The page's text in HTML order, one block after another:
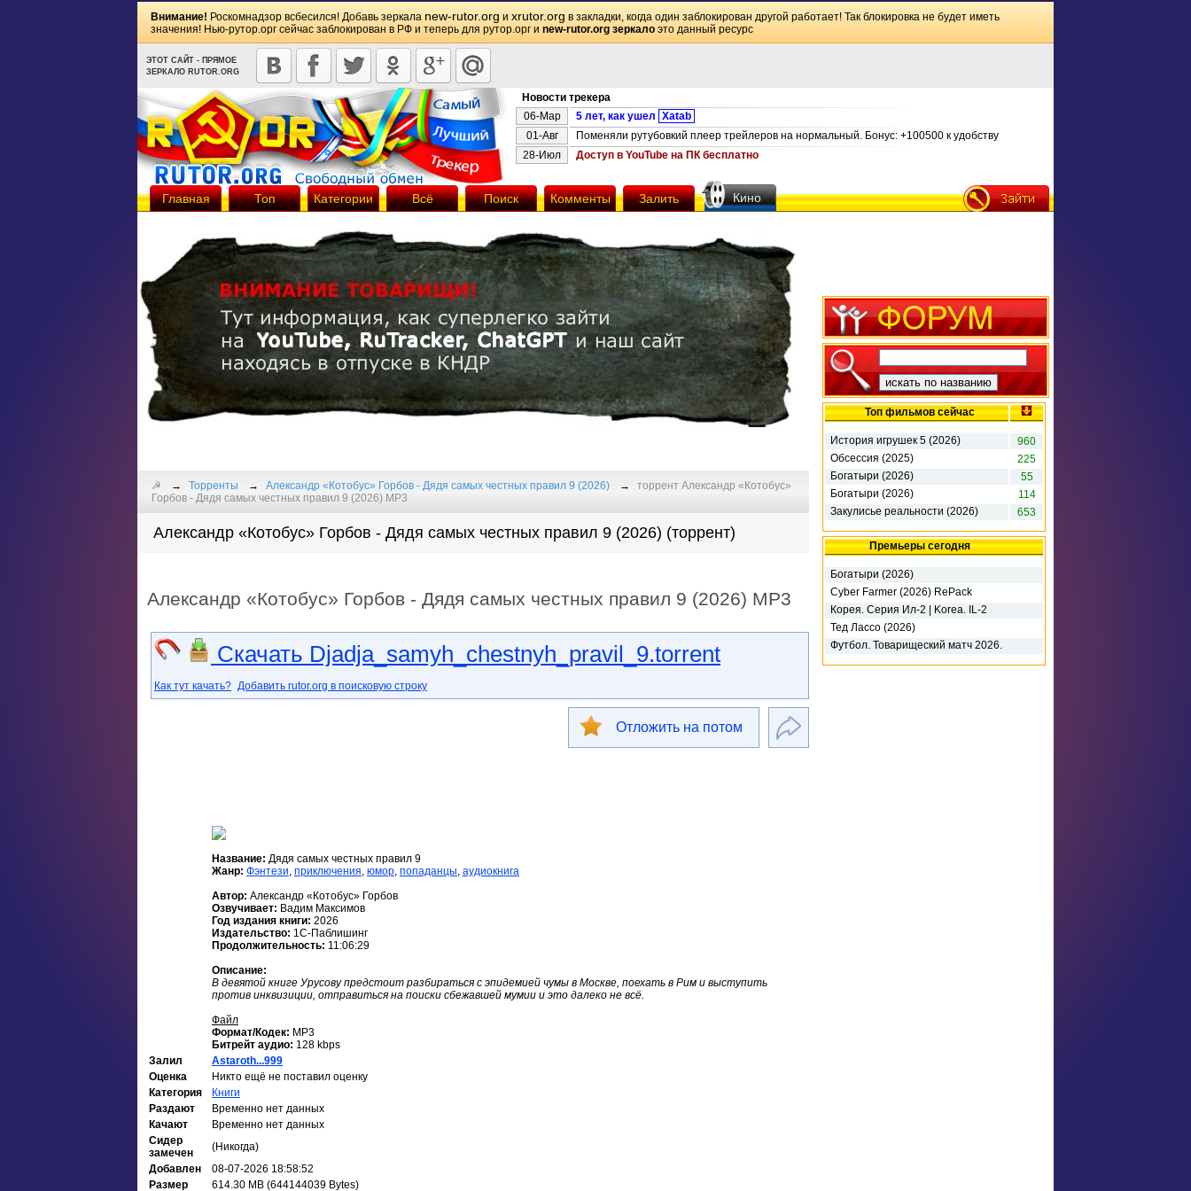
Внимание! Роскомнадзор всбесился! Добавь зеркала new-rutor.org и xrutor.org в закладки, когда один заблокирован другой работает! Так блокировка не будет иметь
значения! Нью-рутор.орг сейчас заблокирован в РФ и теперь для рутор.орг и new-rutor.org зеркало это данный ресурс
ЭТОТ САЙТ - ПРЯМОЕ
ЗЕРКАЛО RUTOR.ORG
Новости трекера
06-Мар
5 лет, как ушел Xatab
01-Авг
Поменяли рутубовкий плеер трейлеров на нормальный. Бонус: +100500 к удобству
28-Июл
Доступ в YouTube на ПК бесплатно
Главная Топ Категории Всё Поиск Комменты Залить Кино
☭ Торренты Александр «Котобус» Горбов - Дядя самых честных правил 9 (2026)
торрент Александр «Котобус»
Горбов - Дядя самых честных правил 9 (2026) МР3
Александр «Котобус» Горбов - Дядя самых честных правил 9 (2026) (торрент)
Александр «Котобус» Горбов - Дядя самых честных правил 9 (2026) МР3
Скачать Djadja_samyh_chestnyh_pravil_9.torrent
Как тут качать? Добавить rutor.org в поисковую строку
Отложить на потом
Название: Дядя самых честных правил 9
Жанр: Фэнтези, приключения, юмор, попаданцы, аудиокнига
Автор: Александр «Котобус» Горбов
Озвучивает: Вадим Максимов
Год издания книги: 2026
Издательство: 1С-Паблишинг
Продолжительность: 11:06:29
Описание:
В девятой книге Урусову предстоит разбираться с эпидемией чумы в Москве, поехать в Рим и выступить
против инквизиции, отправиться на поиски сбежавшей мумии и это далеко не всё.
Файл
Формат/Кодек: МР3
Битрейт аудио: 128 kbps
Залил
Astaroth...999
Оценка
Никто ещё не поставил оценку
Категория
Книги
Раздают
Временно нет данных
Качают
Временно нет данных
Сидер
замечен
(Никогда)
Добавлен
08-07-2026 18:58:52
Размер
614.30 MB (644144039 Bytes)
Топ фильмов сейчас
История игрушек 5 (2026)
960
Обсессия (2025)
225
Богатыри (2026)
55
Богатыри (2026)
114
Закулисье реальности (2026)
653
Премьеры сегодня
Богатыри (2026)
Cyber Farmer (2026) RePack
Корея. Серия Ил-2 | Korea. IL-2
Series - Deluxe Edition (2026)
Тед Лассо (2026)
Футбол. Товарищеский матч 2026.